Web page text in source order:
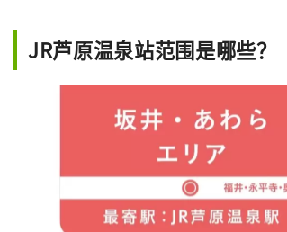
JR芦原温泉站范围是哪些？